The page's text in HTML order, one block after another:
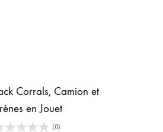
Corrals, Camion et
en Jouet
(0)